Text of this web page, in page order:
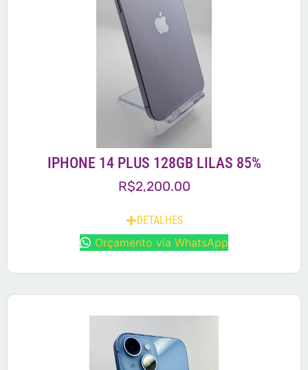
IPHONE 14 PLUS 128GB LILAS 85%
R$2,200.00
DETALHES
Orçamento via WhatsApp